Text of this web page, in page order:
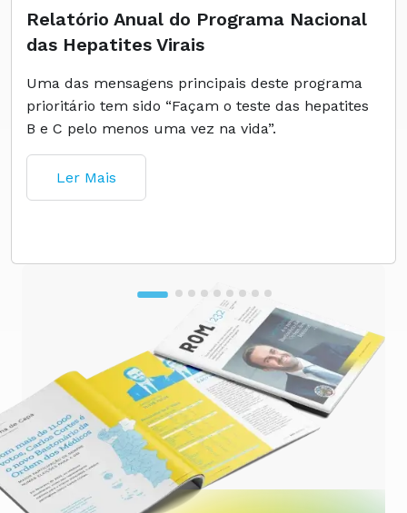
Relatório Anual do Programa Nacional
das Hepatites Virais
Uma das mensagens principais deste programa
prioritário tem sido “Façam o teste das hepatites
B e C pelo menos uma vez na vida”.
Ler Mais